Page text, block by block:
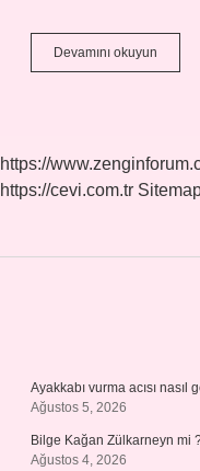
Devamını okuyun
Nerede
https://
https://cevi.com.tr
Ayakkabı vurma acısı nasıl
Ağustos 5, 2026
Bilge Kağan Zülkarneyn mi
Ağustos 4, 2026